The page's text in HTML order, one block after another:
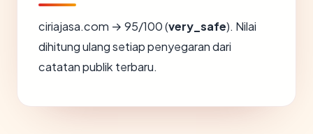
ciriajasa.com → 95/100 (very_safe). Nilai
dihitung ulang setiap penyegaran dari
catatan publik terbaru.